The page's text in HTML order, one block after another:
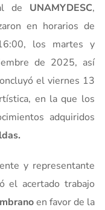
de UNAMYDESC,
en horarios de
los martes y
de 2025, así
el viernes 13
en la que los
adquiridos
y representante
el acertado trabajo
en favor de la